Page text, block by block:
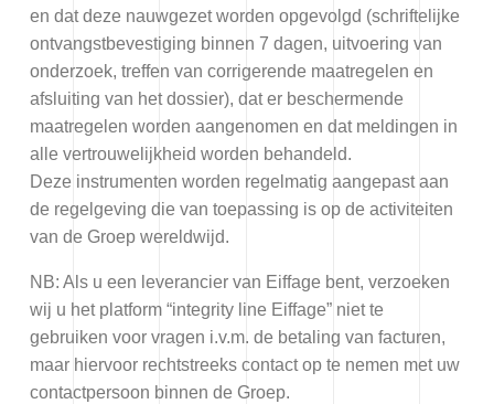
en dat deze nauwgezet worden opgevolgd (schriftelijke
ontvangstbevestiging binnen 7 dagen, uitvoering van
onderzoek, treffen van corrigerende maatregelen en
afsluiting van het dossier), dat er beschermende
maatregelen worden aangenomen en dat meldingen in
alle vertrouwelijkheid worden behandeld.
Deze instrumenten worden regelmatig aangepast aan
de regelgeving die van toepassing is op de activiteiten
van de Groep wereldwijd.
NB: Als u een leverancier van Eiffage bent, verzoeken
wij u het platform “integrity line Eiffage” niet te
gebruiken voor vragen i.v.m. de betaling van facturen,
maar hiervoor rechtstreeks contact op te nemen met uw
contactpersoon binnen de Groep.